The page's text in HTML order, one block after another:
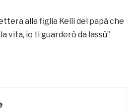
alla figlia Kelli del papà che
vita, io ti guarderò da lassù”